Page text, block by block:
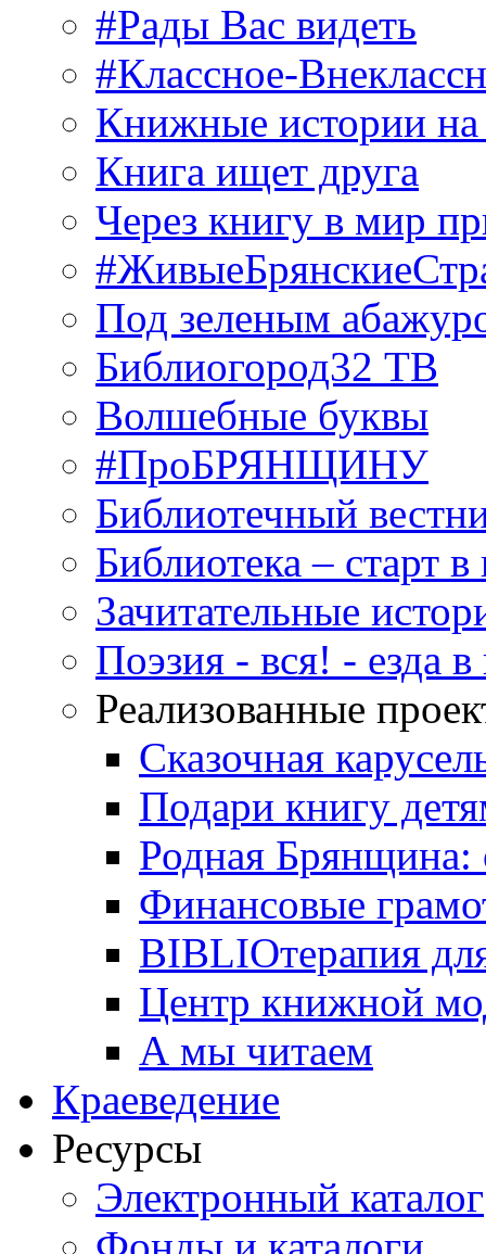
#Рады Вас видеть
#Классное-
Книжные истории
Книга ищет друга
Через книгу в мир
Под зеленым
Библиогород32 ТВ
Волшебные буквы
#ПроБРЯНЩИНУ
Библиотечный
Библиотека – старт
Зачитательные
Поэзия - вся! - езда в
Реализованные
Сказочная
Подари книгу
Родная Брянщина:
Финансовые
BIBLIOтерапия
Центр книжной
А мы читаем
Краеведение
Ресурсы
Электронный каталог